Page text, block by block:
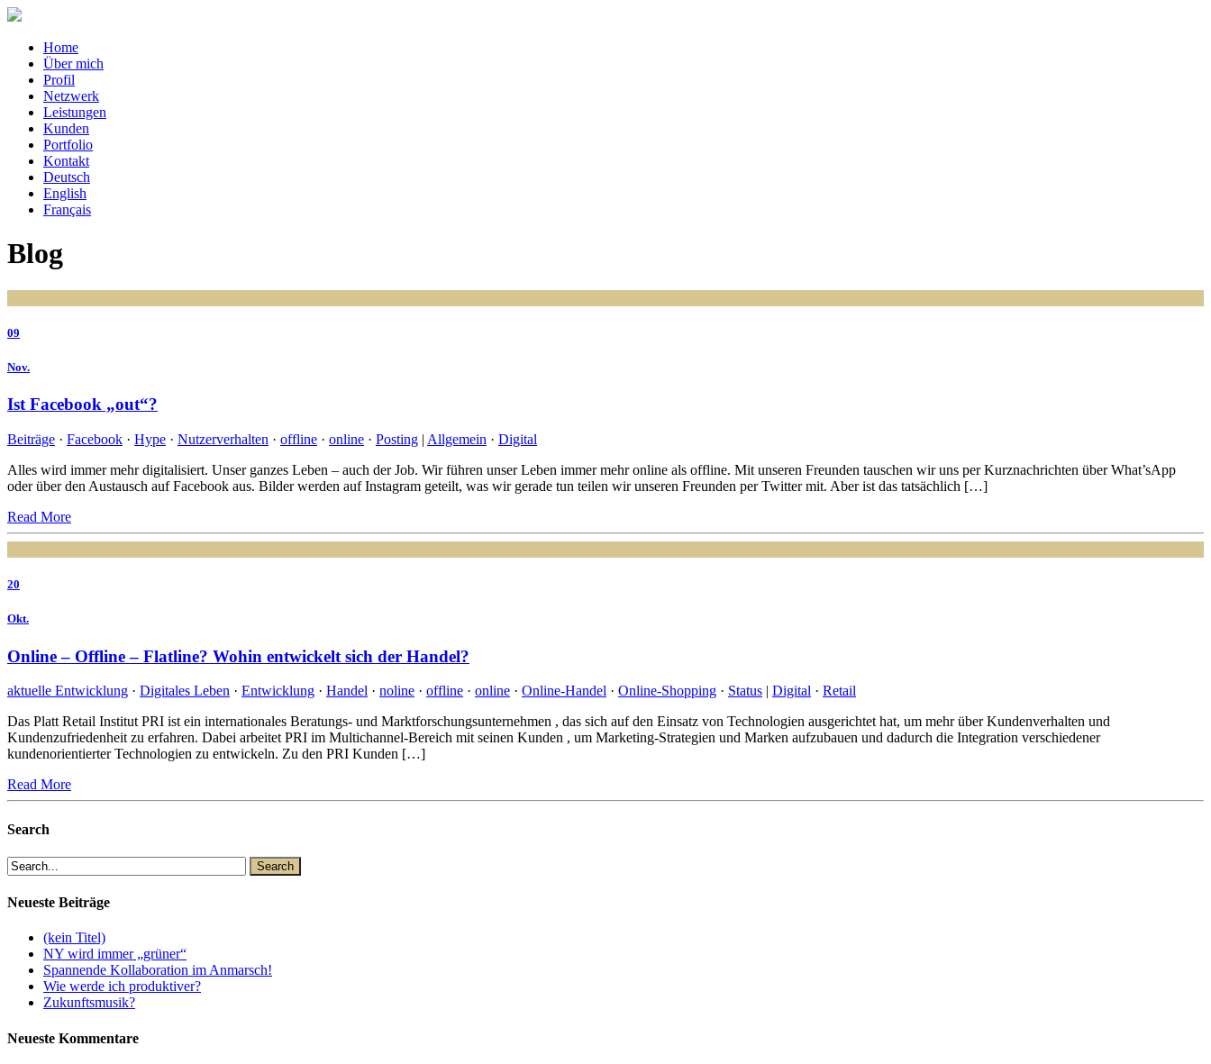
Home
Über mich
Profil
Netzwerk
Leistungen
Kunden
Portfolio
Kontakt
Deutsch
English
Français
Blog
09
Nov.
Ist Facebook „out“?
Beiträge · Facebook · Hype · Nutzerverhalten · offline · online · Posting | Allgemein · Digital
Alles wird immer mehr digitalisiert. Unser ganzes Leben – auch der Job. Wir führen unser Leben immer mehr online als offline. Mit unseren Freunden tauschen wir uns per Kurznachrichten über What’sApp
oder über den Austausch auf Facebook aus. Bilder werden auf Instagram geteilt, was wir gerade tun teilen wir unseren Freunden per Twitter mit. Aber ist das tatsächlich […]
Read More
20
Okt.
Online – Offline – Flatline? Wohin entwickelt sich der Handel?
aktuelle Entwicklung · Digitales Leben · Entwicklung · Handel · noline · offline · online · Online-Handel · Online-Shopping · Status | Digital · Retail
Das Platt Retail Institut PRI ist ein internationales Beratungs- und Marktforschungsunternehmen , das sich auf den Einsatz von Technologien ausgerichtet hat, um mehr über Kundenverhalten und
Kundenzufriedenheit zu erfahren. Dabei arbeitet PRI im Multichannel-Bereich mit seinen Kunden , um Marketing-Strategien und Marken aufzubauen und dadurch die Integration verschiedener
kundenorientierter Technologien zu entwickeln. Zu den PRI Kunden […]
Read More
Search
Neueste Beiträge
(kein Titel)
NY wird immer „grüner“
Spannende Kollaboration im Anmarsch!
Wie werde ich produktiver?
Zukunftsmusik?
Neueste Kommentare